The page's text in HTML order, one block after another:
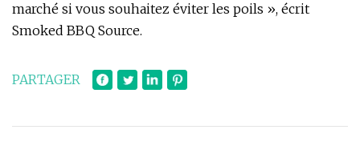
marché si vous souhaitez éviter les poils », écrit
Smoked BBQ Source.
PARTAGER